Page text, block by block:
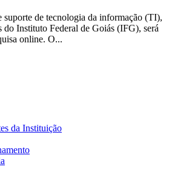
suporte de tecnologia da informação (TI),
do Instituto Federal de Goiás (IFG), será
online. O...
da Instituição